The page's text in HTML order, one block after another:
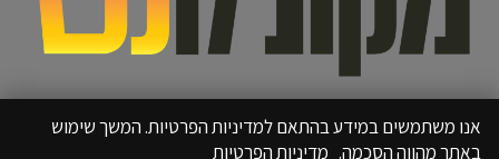
אנו משתמשים במידע בהתאם למדיניות הפרטיות. המשך שימוש
באתר מהווה הסכמה. מדיניות הפרטיות